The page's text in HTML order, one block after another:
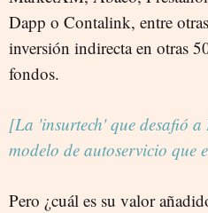
Dapp o Contalink, entre
inversión indirecta en otras
fondos.
[La 'insurtech' que desafió
modelo de autoservicio que
Pero ¿cuál es su valor